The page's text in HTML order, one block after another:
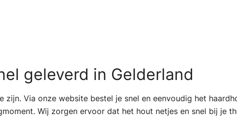
geleverd in Gelderland
Via onze website bestel je snel en eenvoudig het
Wij zorgen ervoor dat het hout netjes en snel bij je